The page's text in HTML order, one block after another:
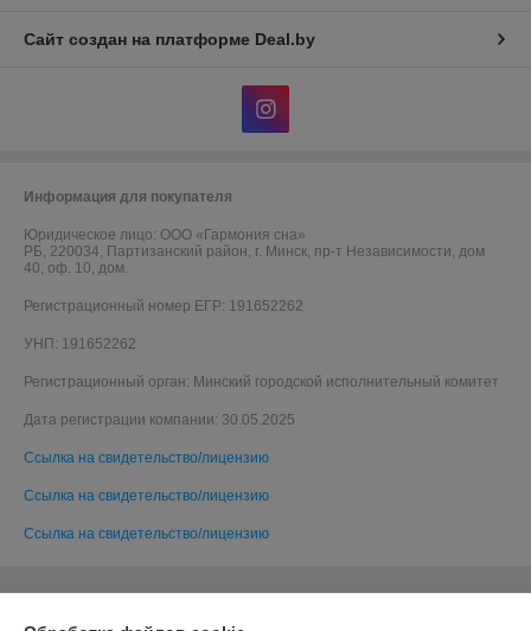
Сайт создан на платформе Deal.by
Информация для покупателя
Юридическое лицо: ООО «Гармония сна»
РБ, 220034, Партизанский район, г. Минск, пр-т Независимости, дом
40, оф. 10, дом.
Регистрационный номер ЕГР: 191652262
УНП: 191652262
Регистрационный орган: Минский городской исполнительный комитет
Дата регистрации компании: 30.05.2025
Ссылка на свидетельство/лицензию
Ссылка на свидетельство/лицензию
Ссылка на свидетельство/лицензию